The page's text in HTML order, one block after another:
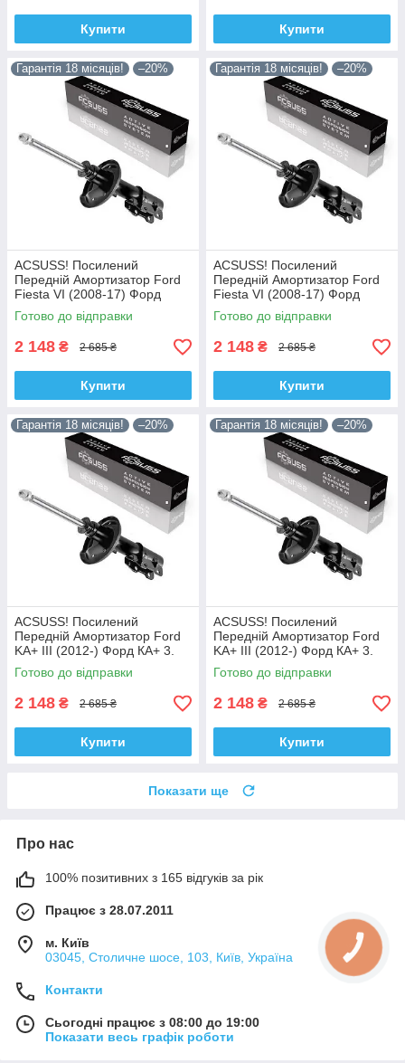
Купити Купити
Гарантія 18 місяців! –20%
ACSUSS! Посилений
Передній Амортизатор Ford
Fiesta VI (2008-17) Форд
Фіеста VI. Лівий. 335829 ,
3348057 Корея!
Готово до відправки
2 148 ₴ 2 685 ₴
Купити
Гарантія 18 місяців! –20%
ACSUSS! Посилений
Передній Амортизатор Ford
Fiesta VI (2008-17) Форд
Фіеста VI. Правий. 335830 ,
3348056 Корея!
Готово до відправки
2 148 ₴ 2 685 ₴
Купити
Гарантія 18 місяців! –20%
ACSUSS! Посилений
Передній Амортизатор Ford
KA+ III (2012-) Форд КА+ 3.
Лівий. 335829 , 3348057
Корея!
Готово до відправки
2 148 ₴ 2 685 ₴
Купити
Гарантія 18 місяців! –20%
ACSUSS! Посилений
Передній Амортизатор Ford
KA+ III (2012-) Форд КА+ 3.
Правий. 335830 , 3348056
Корея!
Готово до відправки
2 148 ₴ 2 685 ₴
Купити
Показати ще
Про нас
100% позитивних з 165 відгуків за рік
Працює з 28.07.2011
м. Київ
03045, Столичне шосе, 103, Київ, Україна
Контакти
Сьогодні працює з 08:00 до 19:00
Показати весь графік роботи